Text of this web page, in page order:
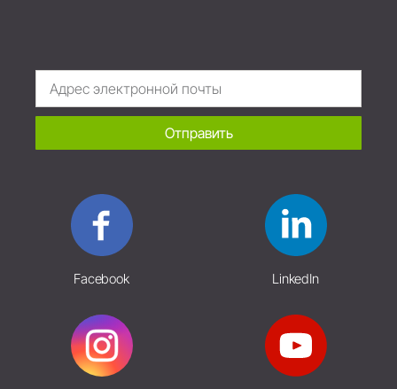
Отправить
Facebook LinkedIn